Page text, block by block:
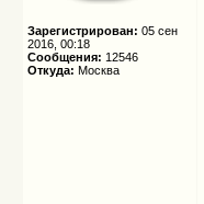
Зарегистрирован: 05 сен
2016, 00:18
Сообщения: 12546
Откуда: Москва